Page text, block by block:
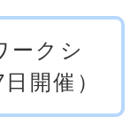
ークシ
開催）